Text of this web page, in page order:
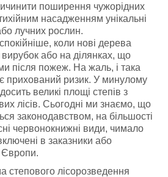
поширення чужорідних
насадженням унікальні
лучних рослин.
коли нові дерева
або на ділянках, що
після пожеж. На жаль, і така
прихований ризик. У минулому
великі площі степів з
лісів. Сьогодні ми знаємо, що
законодавством, на більшості
червонокнижні види, чимало
в заказники або
степового лісорозведення